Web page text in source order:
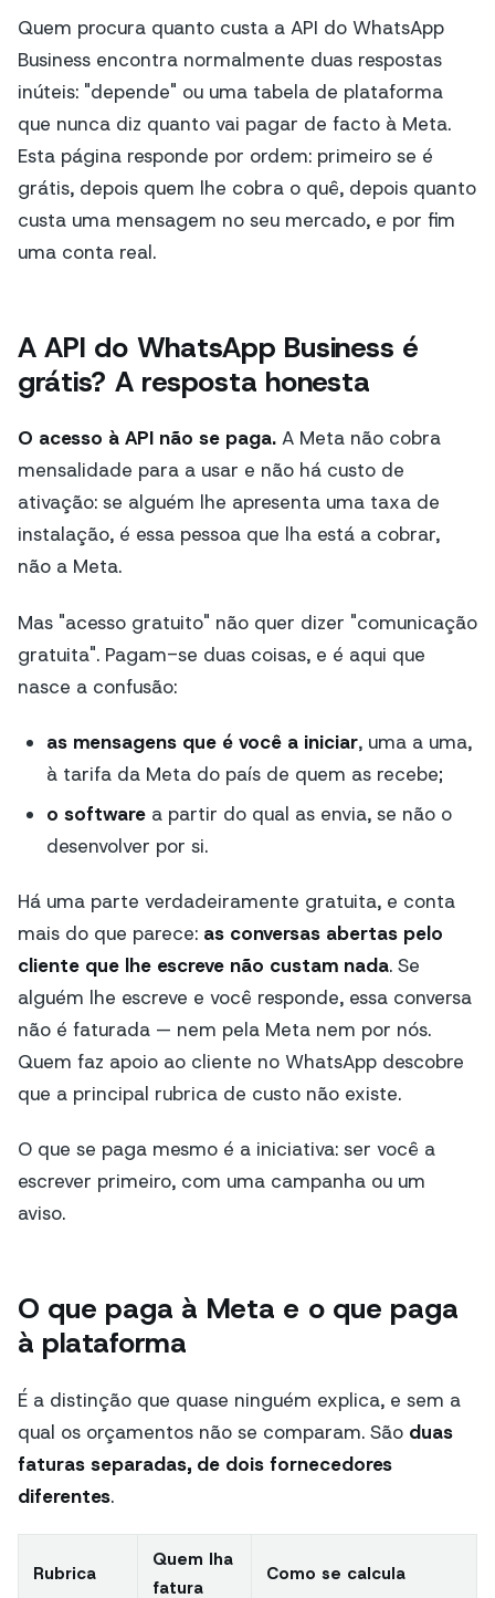
Quem procura quanto custa a API do WhatsApp
Business encontra normalmente duas respostas
inúteis: "depende" ou uma tabela de plataforma
que nunca diz quanto vai pagar de facto à Meta.
Esta página responde por ordem: primeiro se é
grátis, depois quem lhe cobra o quê, depois quanto
custa uma mensagem no seu mercado, e por fim
uma conta real.
A API do WhatsApp Business é
grátis? A resposta honesta
O acesso à API não se paga. A Meta não cobra
mensalidade para a usar e não há custo de
ativação: se alguém lhe apresenta uma taxa de
instalação, é essa pessoa que lha está a cobrar,
não a Meta.
Mas "acesso gratuito" não quer dizer "comunicação
gratuita". Pagam-se duas coisas, e é aqui que
nasce a confusão:
as mensagens que é você a iniciar, uma a uma,
à tarifa da Meta do país de quem as recebe;
o softwarea partir do qual as envia, se não o
desenvolver por si.
Há uma parte verdadeiramente gratuita, e conta
mais do que parece: as conversas abertas pelo
cliente que lhe escreve não custam nada. Se
alguém lhe escreve e você responde, essa conversa
não é faturada — nem pela Meta nem por nós.
Quem faz apoio ao cliente no WhatsApp descobre
que a principal rubrica de custo não existe.
O que se paga mesmo é a iniciativa: ser você a
escrever primeiro, com uma campanha ou um
aviso.
O que paga à Meta e o que paga
à plataforma
É a distinção que quase ninguém explica, e sem a
qual os orçamentos não se comparam. São duas
faturas separadas, de dois fornecedores
diferentes.
Rubrica
Quem lha
fatura
Como se calcula